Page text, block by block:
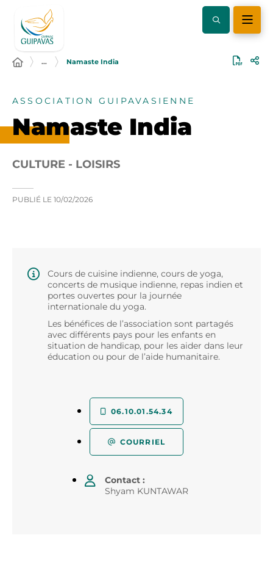
… Namaste India
ASSOCIATION GUIPAVASIENNE
Namaste India
CULTURE - LOISIRS
PUBLIÉ LE 10/02/2026
Cours de cuisine indienne, cours de yoga,
concerts de musique indienne, repas indien et
portes ouvertes pour la journée
internationale du yoga.
Les bénéfices de l’association sont partagés
avec différents pays pour les enfants en
situation de handicap, pour les aider dans leur
éducation ou pour de l’aide humanitaire.
06.10.01.54.34
COURRIEL
Contact :
Shyam KUNTAWAR